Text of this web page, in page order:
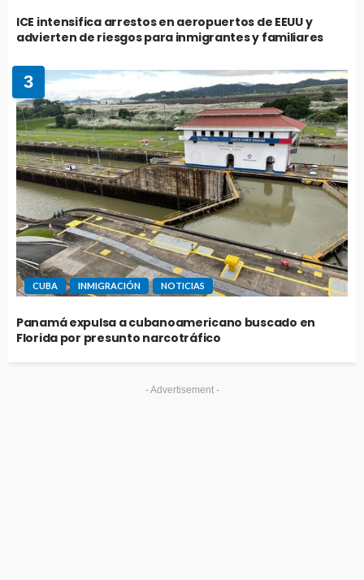
ICE intensifica arrestos en aeropuertos de EEUU y
advierten de riesgos para inmigrantes y familiares
3
CUBA INMIGRACIÓN NOTICIAS
Panamá expulsa a cubanoamericano buscado en
Florida por presunto narcotráfico
- Advertisement -